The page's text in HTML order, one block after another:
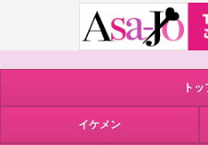
ト
イケメン